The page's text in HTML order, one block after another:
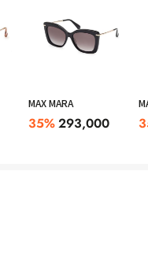
MAX MARA
35%293,000